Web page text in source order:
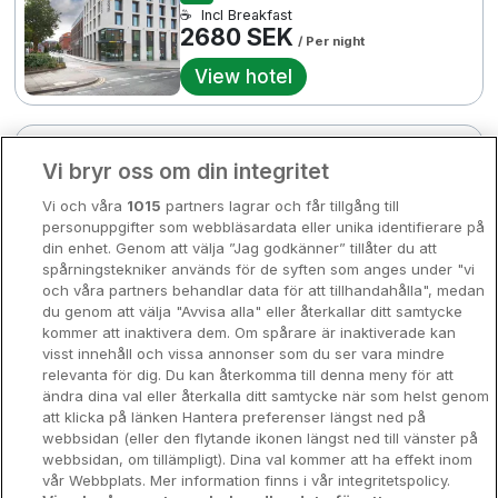
Bergen
Hela Danmark
3454 SEK
3740 SEK
2680 SEK
3118 SEK
2680 SEK
☕
Incl Breakfast
2680 SEK / Per night
View hotel
Bonnington Dublin Hotel &
Leisure Centre
Drumcondra • 0m from centre
9.2 Excellent
☕ Incl Breakfast
2687 SEK / Per night
View hotel
Maldron Hotel Smithfield
Dublin City • 1.3km from centre
9.4 Excellent
☕ Incl Breakfast
Europa
Premiumhotell
Kompisweekend
Storstadsweekend
Hotellrum under 995 kr
Spahotell
Sydsverige
Om Hotellpremien
Nya hotell
Stadsweekend
Vi bryr oss om din integritet
Vi och våra 1015 partners lagrar och får tillgång till
personuppgifter som webbläsardata eller unika identifierare på
din enhet. Genom att välja ”Jag godkänner” tillåter du att
spårningstekniker används för de syften som anges under "vi
och våra partners behandlar data för att tillhandahålla", medan
du genom att välja "Avvisa alla" eller återkallar ditt samtycke
kommer att inaktivera dem. Om spårare är inaktiverade kan
visst innehåll och vissa annonser som du ser vara mindre
relevanta för dig. Du kan återkomma till denna meny för att
ändra dina val eller återkalla ditt samtycke när som helst genom
att klicka på länken Hantera preferenser längst ned på
webbsidan (eller den flytande ikonen längst ned till vänster på
webbsidan, om tillämpligt). Dina val kommer att ha effekt inom
vår Webbplats. Mer information finns i vår integritetspolicy.